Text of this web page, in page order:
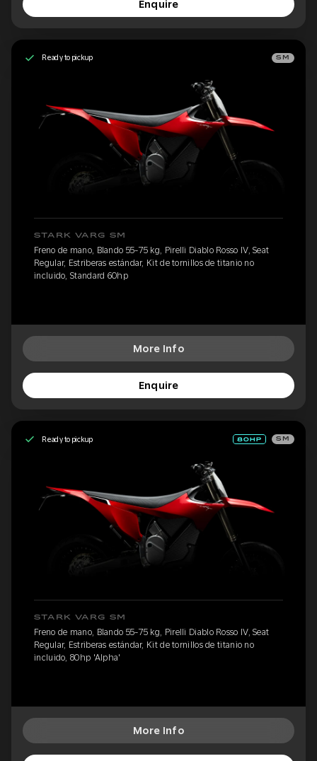
Enquire
Ready to pickup SM
STARK VARG SM
Freno de mano, Blando 55-75 kg, Pirelli Diablo Rosso IV, Seat
Regular, Estriberas estándar, Kit de tornillos de titanio no
incluido, Standard 60hp
More Info
Enquire
Ready to pickup SM
STARK VARG SM
Freno de mano, Blando 55-75 kg, Pirelli Diablo Rosso IV, Seat
Regular, Estriberas estándar, Kit de tornillos de titanio no
incluido, 80hp 'Alpha'
More Info